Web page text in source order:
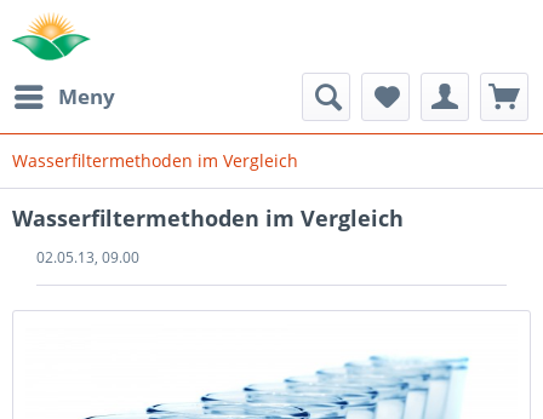
Meny
Wasserfiltermethoden im Vergleich
Wasserfiltermethoden im Vergleich
02.05.13, 09.00